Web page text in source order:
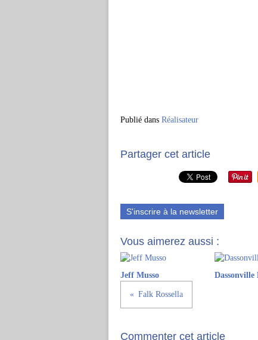
Publié dans Réalisateur
Partager cet article
S'inscrire à la newsletter
Vous aimerez aussi :
Jeff Musso Dassonville
Falk Rossella
Commenter cet article